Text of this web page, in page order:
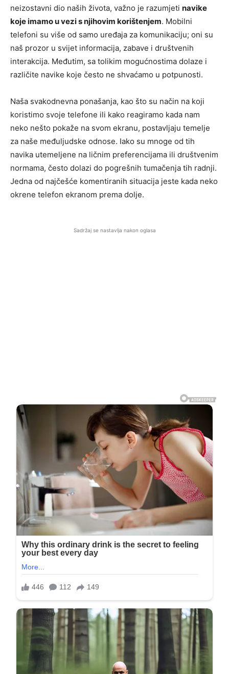
neizostavni dio naših života, važno je razumjeti navike
koje imamo u vezi s njihovim korištenjem. Mobilni
telefoni su više od samo uređaja za komunikaciju; oni su
naš prozor u svijet informacija, zabave i društvenih
interakcija. Međutim, sa tolikim mogućnostima dolaze i
različite navike koje često ne shvaćamo u potpunosti.
Naša svakodnevna ponašanja, kao što su način na koji
koristimo svoje telefone ili kako reagiramo kada nam
neko nešto pokaže na svom ekranu, postavljaju temelje
za naše međuljudske odnose. Iako su mnoge od tih
navika utemeljene na ličnim preferencijama ili društvenim
normama, često dolazi do pogrešnih tumačenja tih radnji.
Jedna od najčešće komentiranih situacija jeste kada neko
okrene telefon ekranom prema dolje.
Sadržaj se nastavlja nakon oglasa